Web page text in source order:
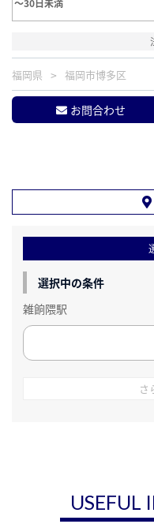
福岡県 福岡市博多区
お問合わせ
選択中の条件
雑餉隈駅
さ
USEFUL